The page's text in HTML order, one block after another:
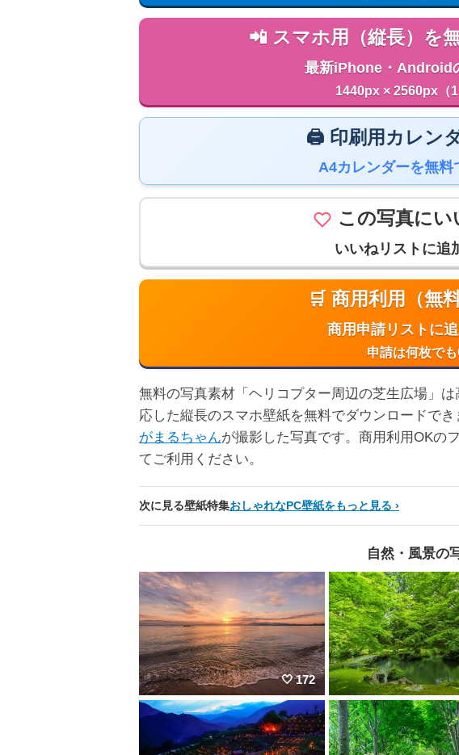
📲 スマホ用（縦長）を
最新iPhone・Android
1440px × 2560px（
🖨️ 印刷用カレン
A4カレンダーを無料
この写真にい
いいねリストに追
🛒 商用利用（無
商用申請リストに
申請は何枚で
無料の写真素材「ヘリコプター周辺の芝生広場」
応した縦長のスマホ壁紙を無料でダウンロードで
がまるちゃんが撮影した写真です。商用利用OKの
てご利用ください。
次に見る壁紙特集おしゃれなPC壁紙をもっと見る
自然・風景の
172